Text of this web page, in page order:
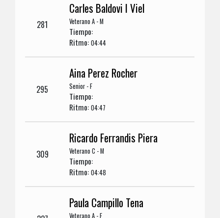
281
Carles Baldovi I Viel
Veterano A - M
Tiempo:
Ritmo:04:44
295
Aina Perez Rocher
Senior - F
Tiempo:
Ritmo:04:47
309
Ricardo Ferrandis Piera
Veterano C - M
Tiempo:
Ritmo:04:48
Paula Campillo Tena
Veterano A - F